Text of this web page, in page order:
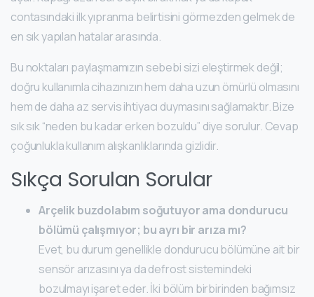
contasındaki ilk yıpranma belirtisini görmezden gelmek de
en sık yapılan hatalar arasında.
Bu noktaları paylaşmamızın sebebi sizi eleştirmek değil;
doğru kullanımla cihazınızın hem daha uzun ömürlü olmasını
hem de daha az servis ihtiyacı duymasını sağlamaktır. Bize
sık sık “neden bu kadar erken bozuldu” diye sorulur. Cevap
çoğunlukla kullanım alışkanlıklarında gizlidir.
Sıkça Sorulan Sorular
Arçelik buzdolabım soğutuyor ama dondurucu
bölümü çalışmıyor; bu ayrı bir arıza mı?
Evet, bu durum genellikle dondurucu bölümüne ait bir
sensör arızasını ya da defrost sistemindeki
bozulmayı işaret eder. İki bölüm birbirinden bağımsız